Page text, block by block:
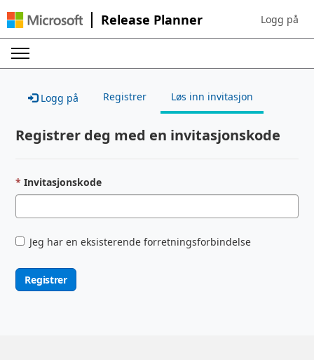
Release Planner Sign in to
Logg på
Logg på Registrer Løs inn invitasjon
Registrer deg med en invitasjonskode
Invitasjonskode
Jeg har en eksisterende forretningsforbindelse
Registrer